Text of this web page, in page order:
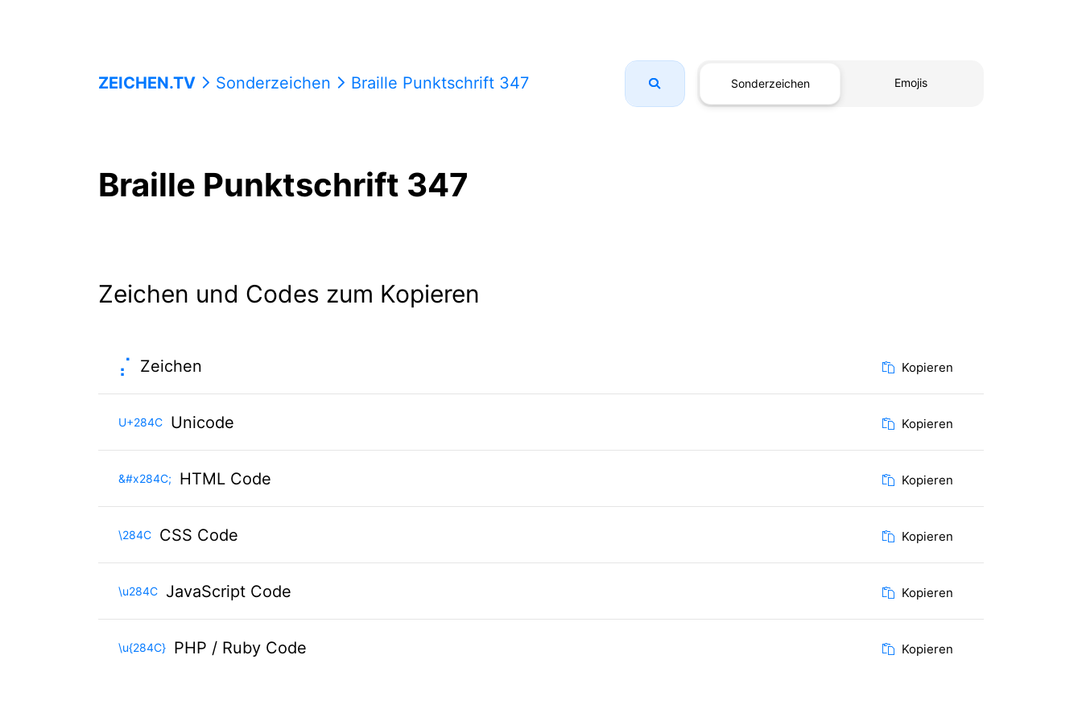
ZEICHEN.TV Sonderzeichen Braille Punktschrift 347 Sonderzeichen Emojis
Braille Punktschrift 347
Zeichen und Codes zum Kopieren
⡌ Zeichen Kopieren
U+284C Unicode Kopieren
&#x284C; HTML Code Kopieren
\284C CSS Code Kopieren
\u284C JavaScript Code Kopieren
\u{284C} PHP / Ruby Code Kopieren